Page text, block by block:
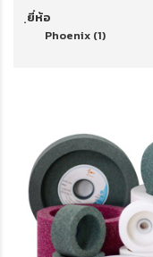
ฺยี่ห้อ
Phoenix (1)